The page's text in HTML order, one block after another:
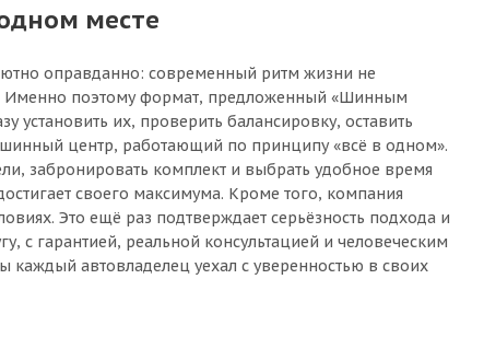
месте
оправданно: современный ритм жизни не
Именно поэтому формат, предложенный «Шинным
их, проверить балансировку, оставить
центр, работающий по принципу «всё в одном».
забронировать комплект и выбрать удобное время
своего максимума. Кроме того, компания
Это ещё раз подтверждает серьёзность подхода и
с гарантией, реальной консультацией и человеческим
автовладелец уехал с уверенностью в своих